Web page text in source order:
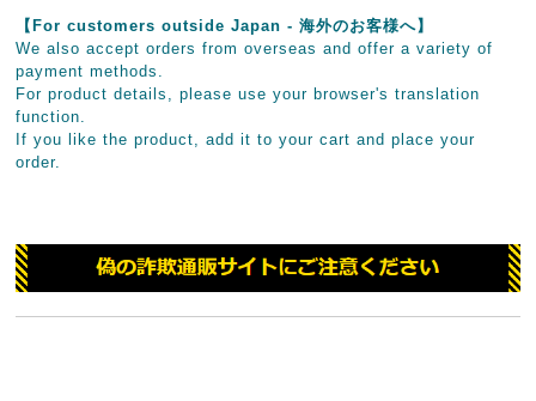
【For customers outside Japan - 海外のお客様へ】
We also accept orders from overseas and offer a variety of
payment methods.
For product details, please use your browser's translation
function.
If you like the product, add it to your cart and place your
order.